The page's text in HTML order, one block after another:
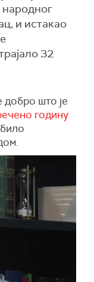
и истакао
32
добро што је
годину